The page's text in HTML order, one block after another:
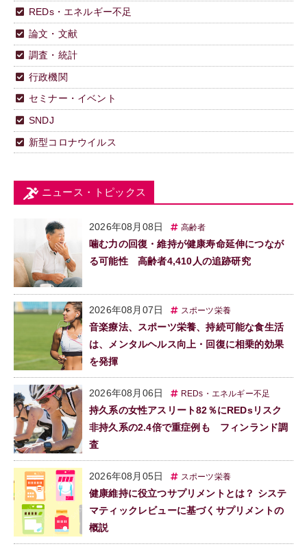
REDs・エネルギー不足
論文・文献
調査・統計
行政機関
セミナー・イベント
SNDJ
新型コロナウイルス
ニュース・トピックス
2026年08月08日 高齢者
噛む力の回復・維持が健康寿命延伸につなが
る可能性 高齢者4,410人の追跡研究
2026年08月07日 スポーツ栄養
音楽療法、スポーツ栄養、持続可能な食生活
は、メンタルヘルス向上・回復に相乗的効果
を発揮
2026年08月06日 REDs・エネルギー不足
持久系の女性アスリート82％にREDsリスク
非持久系の2.4倍で重症例も フィンランド調
査
2026年08月05日 スポーツ栄養
健康維持に役立つサプリメントとは？ システ
マティックレビューに基づくサプリメントの
概説